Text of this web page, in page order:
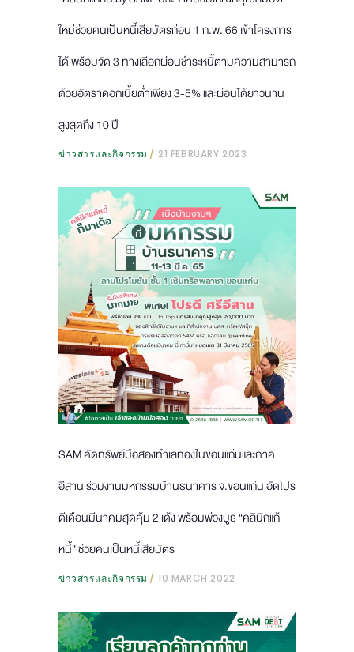
ใหม่ช่วยคนเป็นหนี้เสียบัตรก่อน 1 ก.พ. 66 เข้าโครงการ
ได้ พร้อมจัด 3 ทางเลือกผ่อนชำระหนี้ตามความสามารถ
ด้วยอัตราดอกเบี้ยต่ำเพียง 3-5% และผ่อนได้ยาวนาน
สูงสุดถึง 10 ปี
ข่าวสารและกิจกรรม 21 FEBRUARY 2023
SAM คัดทรัพย์มือสองทำเลทองในขอนแก่นและภาค
อีสาน ร่วมงานมหกรรมบ้านธนาคาร จ.ขอนแก่น อัดโปร
ดีเดือนมีนาคมสุดคุ้ม 2 เด้ง พร้อมพ่วงบูธ “คลินิกแก้
หนี้” ช่วยคนเป็นหนี้เสียบัตร
ข่าวสารและกิจกรรม 10 MARCH 2022